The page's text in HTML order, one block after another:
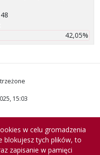
42,05%
15:03
w celu gromadzenia
blokujesz tych plików, to
zapisanie w pamięci